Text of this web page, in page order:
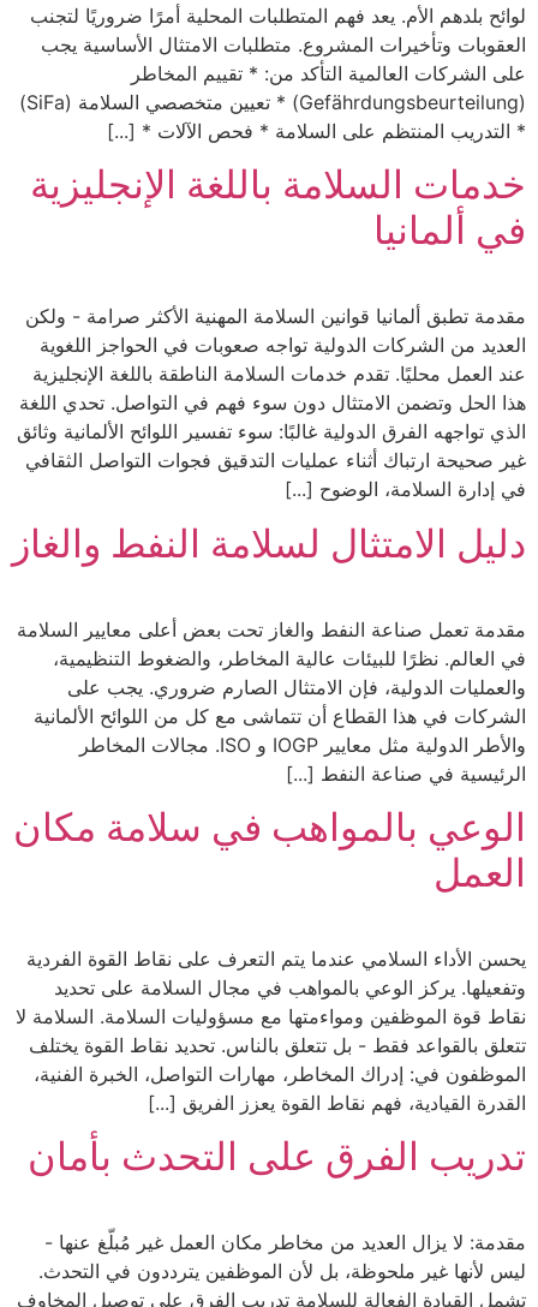
لوائح بلدهم الأم. يعد فهم المتطلبات المحلية أمرًا ضروريًا لتجنب
العقوبات وتأخيرات المشروع. متطلبات الامتثال الأساسية يجب
على الشركات العالمية التأكد من: * تقييم المخاطر
(Gefährdungsbeurteilung) * تعيين متخصصي السلامة (SiFa)
* التدريب المنتظم على السلامة * فحص الآلات * [...]
خدمات السلامة باللغة الإنجليزية
في ألمانيا
مقدمة تطبق ألمانيا قوانين السلامة المهنية الأكثر صرامة - ولكن
العديد من الشركات الدولية تواجه صعوبات في الحواجز اللغوية
عند العمل محليًا. تقدم خدمات السلامة الناطقة باللغة الإنجليزية
هذا الحل وتضمن الامتثال دون سوء فهم في التواصل. تحدي اللغة
الذي تواجهه الفرق الدولية غالبًا: سوء تفسير اللوائح الألمانية وثائق
غير صحيحة ارتباك أثناء عمليات التدقيق فجوات التواصل الثقافي
في إدارة السلامة، الوضوح [...]
دليل الامتثال لسلامة النفط والغاز
مقدمة تعمل صناعة النفط والغاز تحت بعض أعلى معايير السلامة
في العالم. نظرًا للبيئات عالية المخاطر، والضغوط التنظيمية،
والعمليات الدولية، فإن الامتثال الصارم ضروري. يجب على
الشركات في هذا القطاع أن تتماشى مع كل من اللوائح الألمانية
والأطر الدولية مثل معايير IOGP و ISO. مجالات المخاطر
الرئيسية في صناعة النفط [...]
الوعي بالمواهب في سلامة مكان
العمل
يحسن الأداء السلامي عندما يتم التعرف على نقاط القوة الفردية
وتفعيلها. يركز الوعي بالمواهب في مجال السلامة على تحديد
نقاط قوة الموظفين ومواءمتها مع مسؤوليات السلامة. السلامة لا
تتعلق بالقواعد فقط - بل تتعلق بالناس. تحديد نقاط القوة يختلف
الموظفون في: إدراك المخاطر، مهارات التواصل، الخبرة الفنية،
القدرة القيادية، فهم نقاط القوة يعزز الفريق [...]
تدريب الفرق على التحدث بأمان
مقدمة: لا يزال العديد من مخاطر مكان العمل غير مُبلّغ عنها -
ليس لأنها غير ملحوظة، بل لأن الموظفين يترددون في التحدث.
تشمل القيادة الفعالة للسلامة تدريب الفرق على توصيل المخاوف